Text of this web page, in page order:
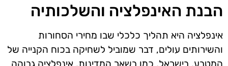
הבנת האינפלציה והשלכותיה
אינפלציה היא תהליך כלכלי שבו מחירי הסחורות
והשירותים עולים, דבר שמוביל לשחיקה בכוח הקנייה של
המטבע. בישראל, כמו בשאר המדינות, אינפלציה גבוהה